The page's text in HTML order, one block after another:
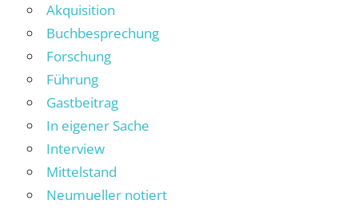
Akquisition
Buchbesprechung
Forschung
Führung
Gastbeitrag
In eigener Sache
Interview
Mittelstand
Neumueller notiert